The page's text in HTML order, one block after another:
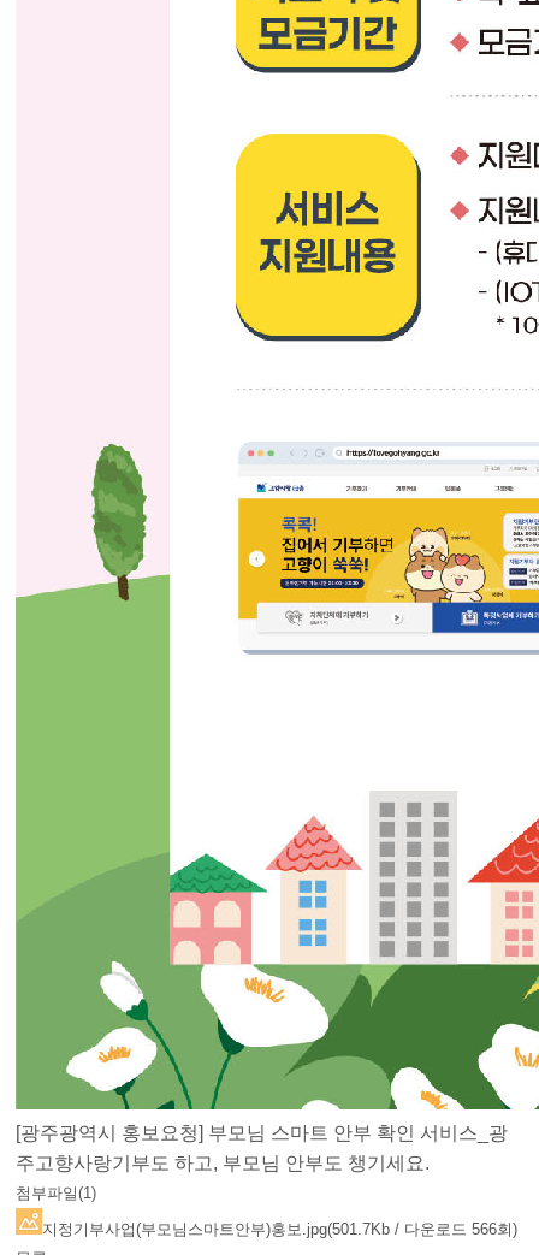
[광주광역시 홍보요청] 부모님 스마트 안부 확인 서비스_광
주고향사랑기부도 하고, 부모님 안부도 챙기세요.
첨부파일(1)
지정기부사업(부모님스마트안부)홍보.jpg(501.7Kb / 다운로드 566회)